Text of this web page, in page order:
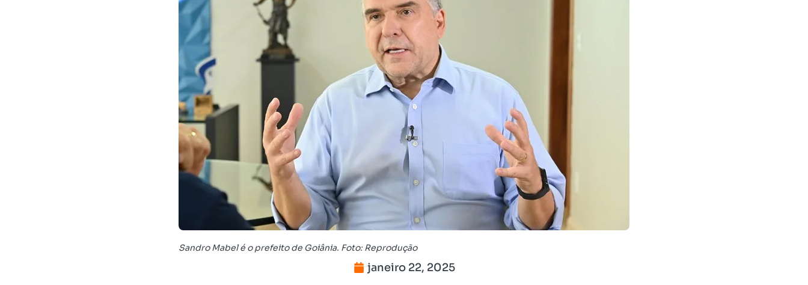
Sandro Mabel é o prefeito de Goiânia. Foto: Reprodução
janeiro 22, 2025